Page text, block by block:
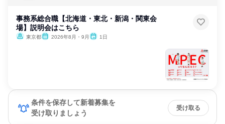
事務系総合職【北海道・東北・新潟・関東会
場】説明会はこちら
東京都 2026年8月・9月 1日
条件を保存して新着募集を
受け取りましょう
受け取る